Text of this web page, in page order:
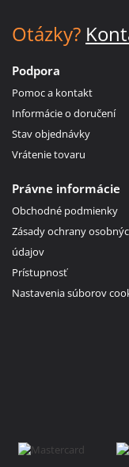
Otázky?
Podpora
Pomoc a kontakt
Informácie o doručení
Stav objednávky
Vrátenie tovaru
Právne informácie
Obchodné podmienky
Zásady ochrany
údajov
Prístupnosť
Nastavenia súborov